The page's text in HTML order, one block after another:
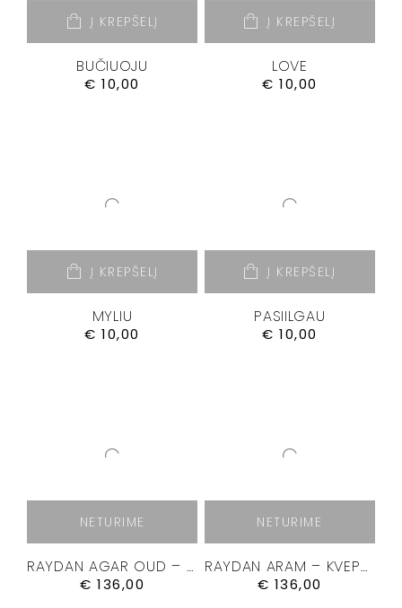
Į KREPŠELĮ
BUČIUOJU
€ 10,00
Į KREPŠELĮ
LOVE
€ 10,00
Į KREPŠELĮ
MYLIU
€ 10,00
Į KREPŠELĮ
PASIILGAU
€ 10,00
NETURIME
RAYDAN AGAR OUD – KVEPALAI 50ML.
€ 136,00
NETURIME
RAYDAN ARAM – KVEPALAI 50ML.
€ 136,00